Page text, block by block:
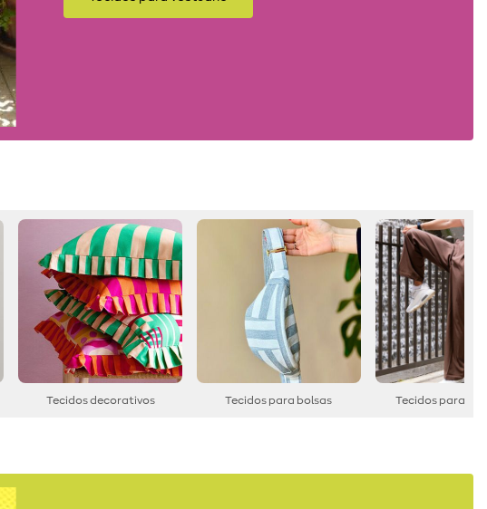
Tecidos decorativos Tecidos para bolsas Tecidos para